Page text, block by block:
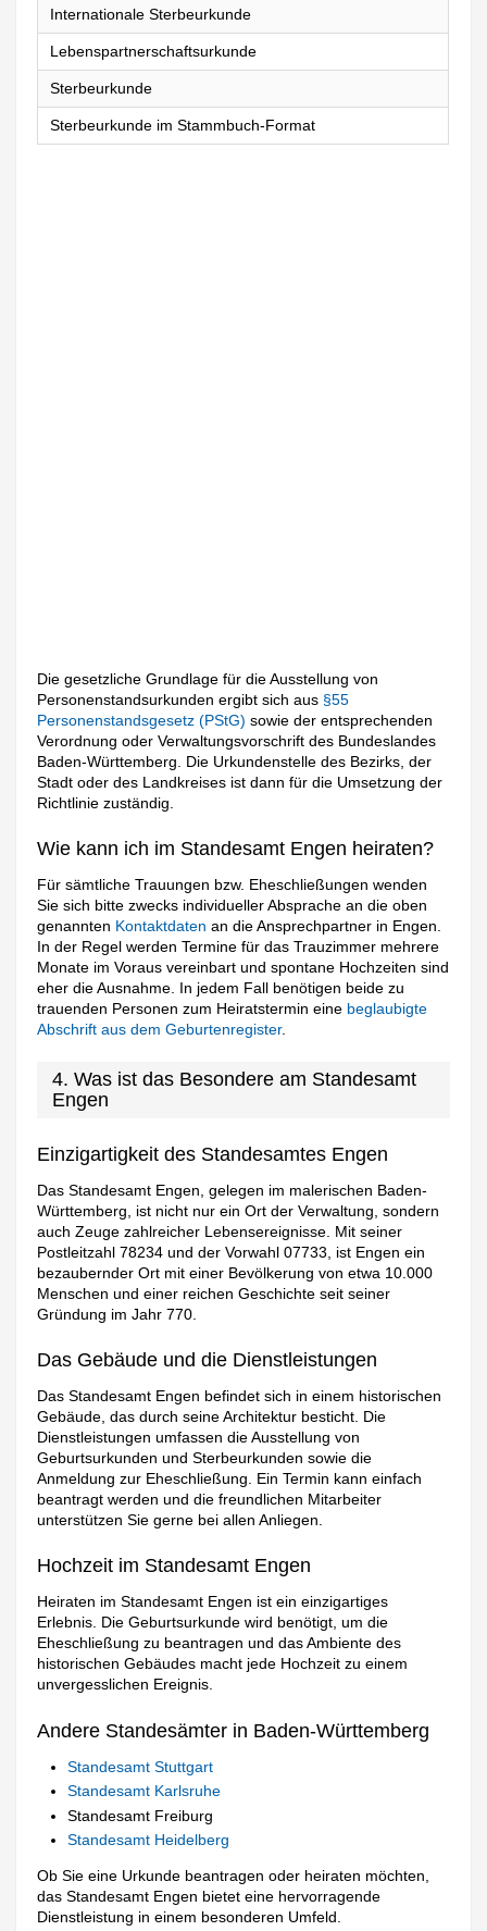
Internationale Sterbeurkunde
Lebenspartnerschaftsurkunde
Sterbeurkunde
Sterbeurkunde im Stammbuch-Format
Die gesetzliche Grundlage für die Ausstellung von
Personenstandsurkunden ergibt sich aus §55
Personenstandsgesetz (PStG)sowie der entsprechenden
Verordnung oder Verwaltungsvorschrift des Bundeslandes
Baden-Württemberg. Die Urkundenstelle des Bezirks, der
Stadt oder des Landkreises ist dann für die Umsetzung der
Richtlinie zuständig.
Wie kann ich im Standesamt Engen heiraten?
Für sämtliche Trauungen bzw. Eheschließungen wenden
Sie sich bitte zwecks individueller Absprache an die oben
genannten Kontaktdaten an die Ansprechpartner in Engen.
In der Regel werden Termine für das Trauzimmer mehrere
Monate im Voraus vereinbart und spontane Hochzeiten sind
eher die Ausnahme. In jedem Fall benötigen beide zu
trauenden Personen zum Heiratstermin eine beglaubigte
Abschrift aus dem Geburtenregister.
4. Was ist das Besondere am Standesamt
Engen
Einzigartigkeit des Standesamtes Engen
Das Standesamt Engen, gelegen im malerischen Baden-
Württemberg, ist nicht nur ein Ort der Verwaltung, sondern
auch Zeuge zahlreicher Lebensereignisse. Mit seiner
Postleitzahl 78234 und der Vorwahl 07733, ist Engen ein
bezaubernder Ort mit einer Bevölkerung von etwa 10.000
Menschen und einer reichen Geschichte seit seiner
Gründung im Jahr 770.
Das Gebäude und die Dienstleistungen
Das Standesamt Engen befindet sich in einem historischen
Gebäude, das durch seine Architektur besticht. Die
Dienstleistungen umfassen die Ausstellung von
Geburtsurkunden und Sterbeurkunden sowie die
Anmeldung zur Eheschließung. Ein Termin kann einfach
beantragt werden und die freundlichen Mitarbeiter
unterstützen Sie gerne bei allen Anliegen.
Hochzeit im Standesamt Engen
Heiraten im Standesamt Engen ist ein einzigartiges
Erlebnis. Die Geburtsurkunde wird benötigt, um die
Eheschließung zu beantragen und das Ambiente des
historischen Gebäudes macht jede Hochzeit zu einem
unvergesslichen Ereignis.
Andere Standesämter in Baden-Württemberg
Standesamt Stuttgart
Standesamt Karlsruhe
Standesamt Freiburg
Standesamt Heidelberg
Ob Sie eine Urkunde beantragen oder heiraten möchten,
das Standesamt Engen bietet eine hervorragende
Dienstleistung in einem besonderen Umfeld.